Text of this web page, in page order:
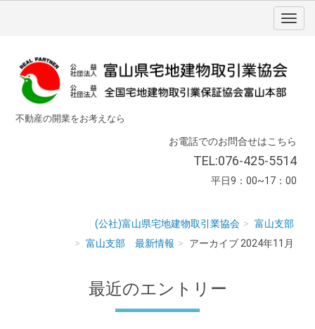
不動産の開業をお考えなら
お電話でのお問合せはこちら
TEL:076-425-5514
平日9：00~17：00
(公社)富山県宅地建物取引業協会
富山支部
富山支部 最新情報
アーカイブ 2024年11月
最近のエントリー